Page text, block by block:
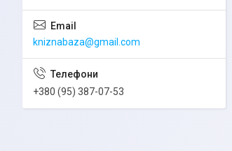
kniznabaza@gmail.com
+380 (95) 387-07-53